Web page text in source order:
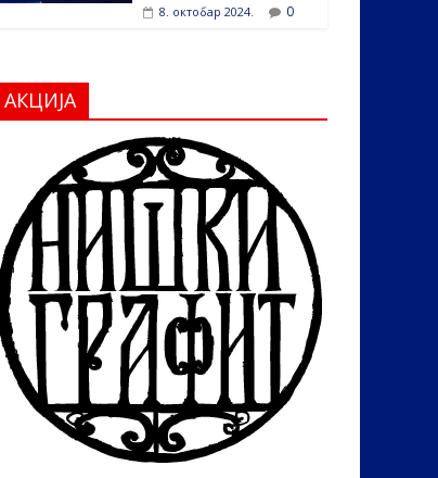
8. октобар 2024. 0
АКЦИЈА